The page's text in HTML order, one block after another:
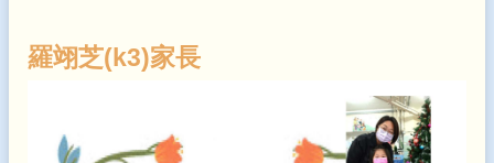
羅翊芝(k3)家長